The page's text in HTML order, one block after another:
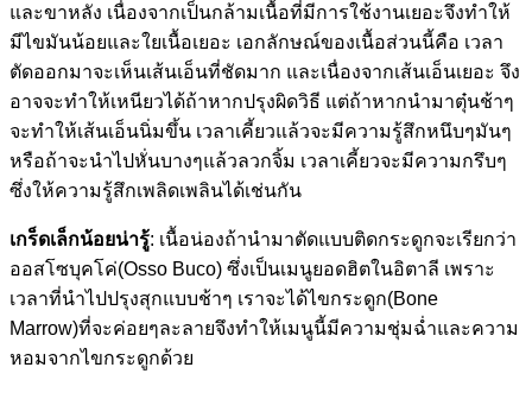
และขาหลัง เนื่องจากเป็นกล้ามเนื้อที่มีการใช้งานเยอะจึงทำให้
มีไขมันน้อยและใยเนื้อเยอะ เอกลักษณ์ของเนื้อส่วนนี้คือ เวลา
ตัดออกมาจะเห็นเส้นเอ็นที่ชัดมาก และเนื่องจากเส้นเอ็นเยอะ จึง
อาจจะทำให้เหนียวได้ถ้าหากปรุงผิดวิธี แต่ถ้าหากนำมาตุ๋นช้าๆ
จะทำให้เส้นเอ็นนิ่มขึ้น เวลาเคี้ยวแล้วจะมีความรู้สึกหนึบๆมันๆ
หรือถ้าจะนำไปหั่นบางๆแล้วลวกจิ้ม เวลาเคี้ยวจะมีความกรึบๆ
ซึ่งให้ความรู้สึกเพลิดเพลินได้เช่นกัน
เกร็ดเล็กน้อยน่ารู้: เนื้อน่องถ้านำมาตัดแบบติดกระดูกจะเรียกว่า
ออสโซบุคโค่(Osso Buco) ซึ่งเป็นเมนูยอดฮิตในอิตาลี เพราะ
เวลาที่นำไปปรุงสุกแบบช้าๆ เราจะได้ไขกระดูก(Bone
Marrow)ที่จะค่อยๆละลายจึงทำให้เมนูนี้มีความชุ่มฉ่ำและความ
หอมจากไขกระดูกด้วย